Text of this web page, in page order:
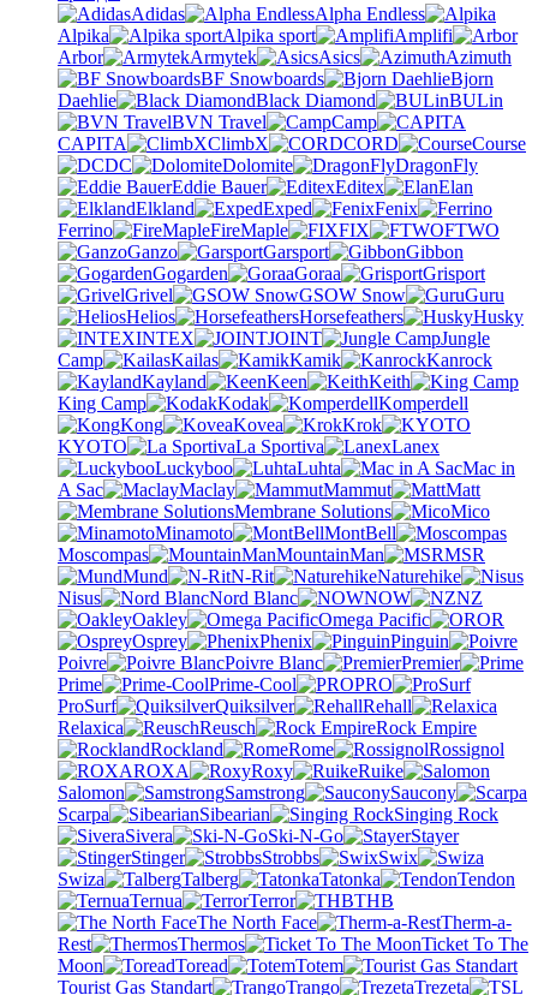
Adidas
Alpha Endless
Alpika
Alpika sport
Amplifi
Arbor
Armytek Asics
Azimuth
BF Snowboards
Bjorn
Daehlie
Black Diamond
BULin
BVN Travel
Camp
CAPITA
ClimbX CORD
Course
DC
Dolomite
DragonFly
Eddie Bauer
Editex
Elan
Elkland
Exped
Fenix
Ferrino
FireMaple FIX
FTWO
Ganzo
Garsport
Gibbon
Gogarden
Goraa
Grisport
Grivel
GSOW Snow
Guru
Helios
Horsefeathers
Husky
INTEX
JOINT
Jungle
Camp
Kailas Kamik
Kanrock
Kayland
Keen
Keith
King Camp
Kodak
Komperdell
Kong
Kovea
Krok
KYOTO
La Sportiva
Lanex
Luckyboo
Luhta
Mac in
A Sac
Maclay Mammut
Matt
Membrane Solutions
Mico
Minamoto
MontBell
Moscompas
MountainMan
MSR
Mund
N-Rit
Naturehike
Nisus
Nord Blanc NOW
NZ
Oakley
Omega Pacific
OR
Osprey
Phenix
Pinguin
Poivre
Poivre Blanc
Premier
Prime
Prime-Cool
PRO
ProSurf
Quiksilver
Rehall
Relaxica
Reusch
Rock Empire
Rockland
Rome
Rossignol
ROXA
Roxy
Ruike
Salomon
Samstrong
Saucony
Scarpa
Sibearian
Singing Rock
Sivera
Ski-N-Go
Stayer
Stinger
Strobbs
Swix
Swiza
Talberg Tatonka
Tendon
Ternua
Terror
THB
The North Face
Therm-a-
Rest
Thermos
Ticket To The
Moon
Toread
Totem
Tourist Gas Standart
Trango Trezeta